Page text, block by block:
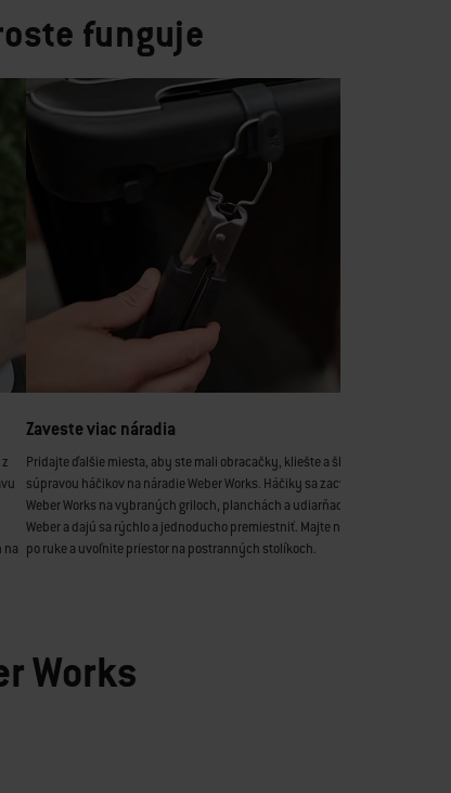
funguje
na
Zaveste viac náradia
Pridajte ďalšie miesta, aby ste mali obracačky, kliešte a škrabky po ruke, so
súpravou háčikov na náradie Weber Works. Háčiky sa zacvaknú na bočné
Weber Works na vybraných griloch, planchách a udiarňach na drevené pelety
Weber a dajú sa rýchlo a jednoducho premiestniť. Majte náradie, ktoré
po ruke a uvoľnite priestor na postranných stolíkoch.
Works